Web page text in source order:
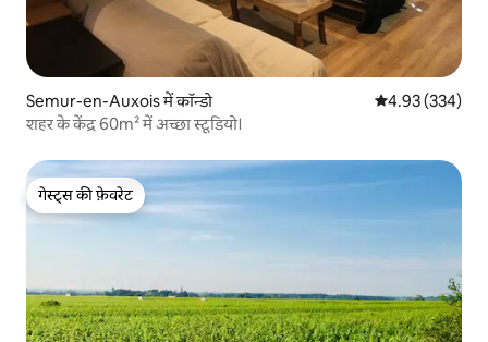
Semur-en-Auxois में कॉन्डो औसत रेटिंग 5 में से
4.93 (334)
शहर के केंद्र 60m² में अच्छा स्टूडियो।
गेस्ट्स की फ़ेवरेट
गेस्ट्स की फ़ेवरेट